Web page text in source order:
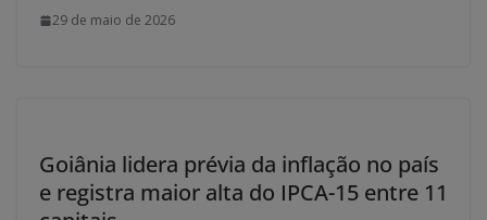
29 de maio de 2026
Goiânia lidera prévia da inflação no país
e registra maior alta do IPCA-15 entre 11